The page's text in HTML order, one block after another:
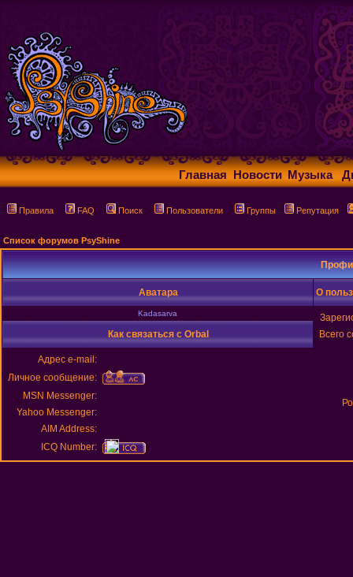
Главная Новости Музыка
Правила FAQ Поиск Пользователи Группы Репутация
Список форумов PsyShine
Аватара О
Kadasarva
Всего
Как связаться с Orbal
Адрес e-mail:
Личное сообщение:
MSN Messenger:
Yahoo Messenger:
AIM Address:
ICQ Number: